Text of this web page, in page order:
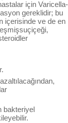
için Varicella-
gereklidir; bu
içerisinde ve de en
bakteriyel